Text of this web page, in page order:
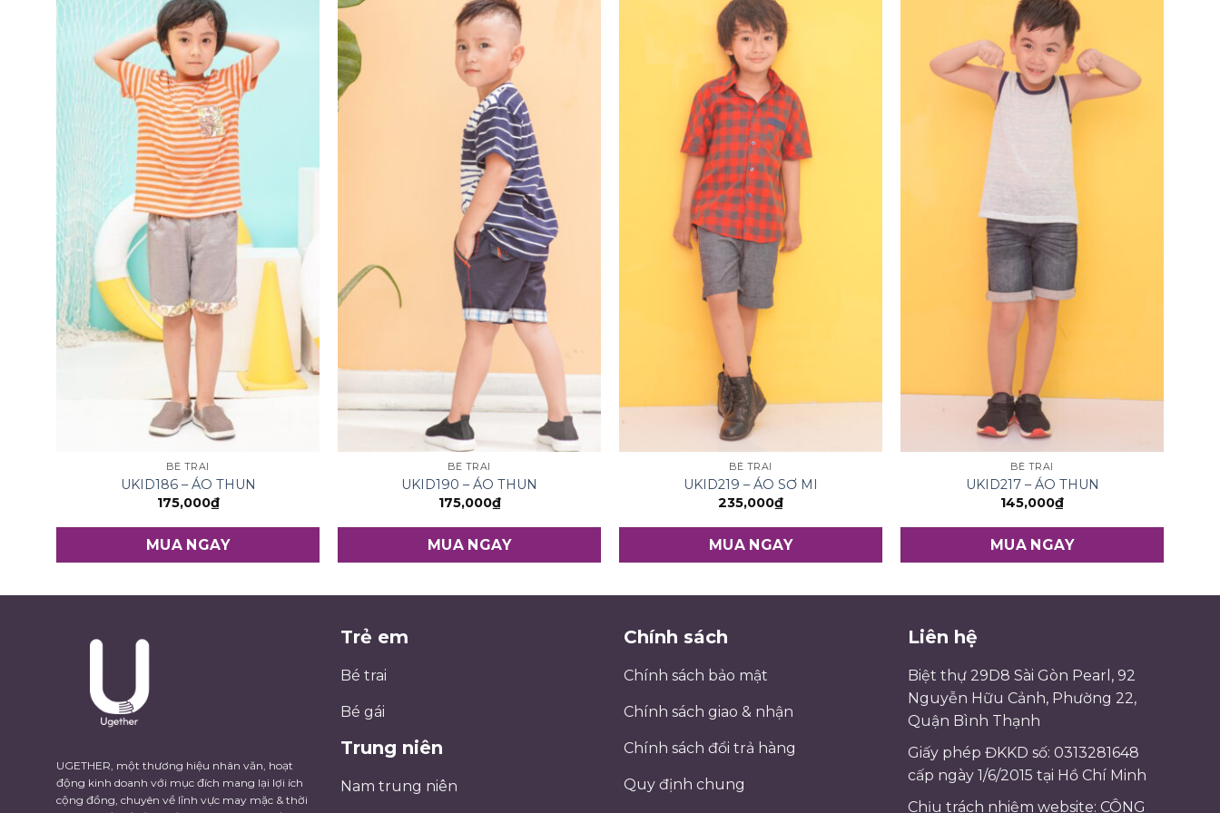
BÉ TRAI
UKID186 – ÁO THUN
175,000₫
MUA NGAY
BÉ TRAI
UKID190 – ÁO THUN
175,000₫
MUA NGAY
BÉ TRAI
UKID219 – ÁO SƠ MI
235,000₫
MUA NGAY
BÉ TRAI
UKID217 – ÁO THUN
145,000₫
MUA NGAY
UGETHER, một thương hiệu nhân văn, hoạt
động kinh doanh với mục đích mang lại lợi ích
cộng đồng, chuyên về lĩnh vực may mặc & thời
Trẻ em
Bé trai
Bé gái
Trung niên
Nam trung niên
Chính sách
Chính sách bảo mật
Chính sách giao & nhận
Chính sách đổi trả hàng
Quy định chung
Liên hệ
Biệt thự 29D8 Sài Gòn Pearl, 92
Nguyễn Hữu Cảnh, Phường 22,
Quận Bình Thạnh
Giấy phép ĐKKD số: 0313281648
cấp ngày 1/6/2015 tại Hồ Chí Minh
Chịu trách nhiệm website: CÔNG